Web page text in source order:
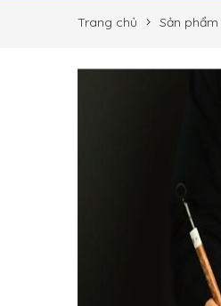
Trang chủ Sản phẩm